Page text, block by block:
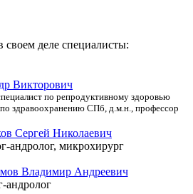
деле специалисты:
Викторович
по репродуктивному здоровью
здравоохранению СПб, д.м.н., профессор
Сергей Николаевич
андролог, микрохирург
Владимир Андреевич
андролог